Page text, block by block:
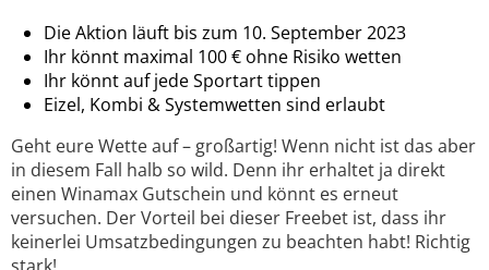
Die Aktion läuft bis zum 10. September 2023
Ihr könnt maximal 100 € ohne Risiko wetten
Ihr könnt auf jede Sportart tippen
Eizel, Kombi & Systemwetten sind erlaubt
Geht eure Wette auf – großartig! Wenn nicht ist das aber
in diesem Fall halb so wild. Denn ihr erhaltet ja direkt
einen Winamax Gutschein und könnt es erneut
versuchen. Der Vorteil bei dieser Freebet ist, dass ihr
keinerlei Umsatzbedingungen zu beachten habt! Richtig